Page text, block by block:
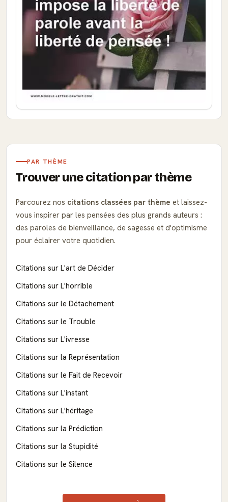
PAR THÈME
Trouver une citation par thème
Parcourez nos citations classées par thème et laissez-
vous inspirer par les pensées des plus grands auteurs :
des paroles de bienveillance, de sagesse et d'optimisme
pour éclairer votre quotidien.
Citations sur L'art de Décider
Citations sur L'horrible
Citations sur le Détachement
Citations sur le Trouble
Citations sur L'ivresse
Citations sur la Représentation
Citations sur le Fait de Recevoir
Citations sur L'instant
Citations sur L'héritage
Citations sur la Prédiction
Citations sur la Stupidité
Citations sur le Silence